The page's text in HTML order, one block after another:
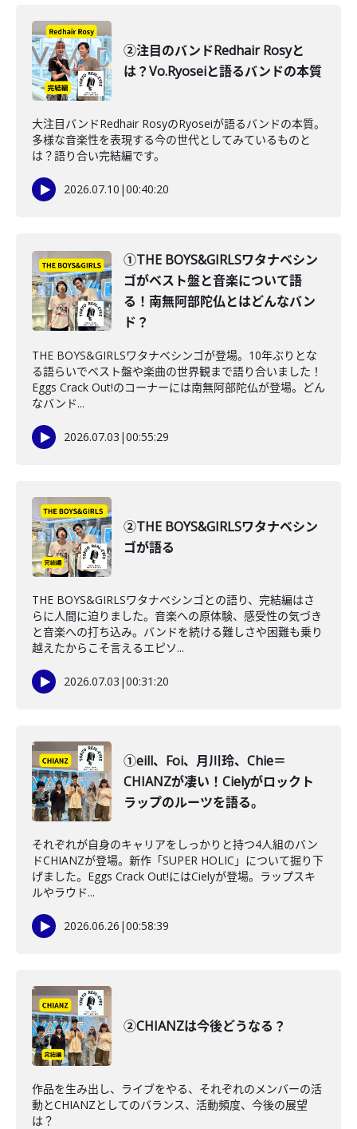
②注目のバンドRedhair Rosyと
は？Vo.Ryoseiと語るバンドの本質
大注目バンドRedhair RosyのRyoseiが語るバンドの本質。
多様な音楽性を表現する今の世代としてみているものと
は？語り合い完結編です。
2026.07.10 |00:40:20
①THE BOYS&GIRLSワタナベシン
ゴがベスト盤と音楽について語
る！南無阿部陀仏とはどんなバン
ド？
THE BOYS&GIRLSワタナベシンゴが登場。10年ぶりとな
る語らいでベスト盤や楽曲の世界観まで語り合いました！
Eggs Crack Out!のコーナーには南無阿部陀仏が登場。どん
なバンド...
2026.07.03 |00:55:29
②THE BOYS&GIRLSワタナベシン
ゴが語る
THE BOYS&GIRLSワタナベシンゴとの語り、完結編はさ
らに人間に迫りました。音楽への原体験、感受性の気づき
と音楽への打ち込み。バンドを続ける難しさや困難も乗り
越えたからこそ言えるエピソ...
2026.07.03 |00:31:20
①eill、Foi、月川玲、Chie＝
CHIANZが凄い！Cielyがロックト
ラップのルーツを語る。
それぞれが自身のキャリアをしっかりと持つ4人組のバン
ドCHIANZが登場。新作「SUPER HOLIC」について掘り下
げました。Eggs Crack Out!にはCielyが登場。ラップスキ
ルやラウド...
2026.06.26 |00:58:39
②CHIANZは今後どうなる？
作品を生み出し、ライブをやる、それぞれのメンバーの活
動とCHIANZとしてのバランス、活動頻度、今後の展望
は？